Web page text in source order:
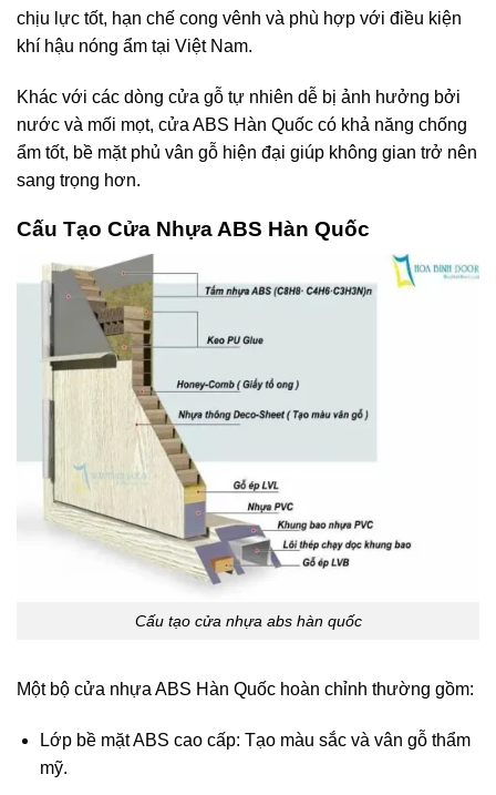
chịu lực tốt, hạn chế cong vênh và phù hợp với điều kiện
khí hậu nóng ẩm tại Việt Nam.
Khác với các dòng cửa gỗ tự nhiên dễ bị ảnh hưởng bởi
nước và mối mọt, cửa ABS Hàn Quốc có khả năng chống
ẩm tốt, bề mặt phủ vân gỗ hiện đại giúp không gian trở nên
sang trọng hơn.
Cấu Tạo Cửa Nhựa ABS Hàn Quốc
Cấu tạo cửa nhựa abs hàn quốc
Một bộ cửa nhựa ABS Hàn Quốc hoàn chỉnh thường gồm:
Lớp bề mặt ABS cao cấp: Tạo màu sắc và vân gỗ thẩm
mỹ.